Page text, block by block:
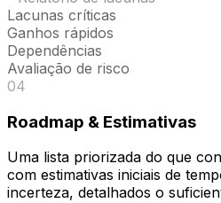
Lacunas críticas
Ganhos rápidos
Dependências
Avaliação de risco
04
Roadmap & Estimativas
Uma lista priorizada do que
com estimativas iniciais de
incerteza, detalhados o